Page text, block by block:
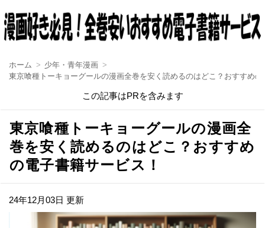
ホーム
少年・青年漫画
東京喰種トーキョーグールの漫画全巻を安く読めるのはどこ？おすすめ
この記事はPRを含みます
東京喰種トーキョーグールの漫画全
巻を安く読めるのはどこ？おすすめ
の電子書籍サービス！
24年12月03日 更新